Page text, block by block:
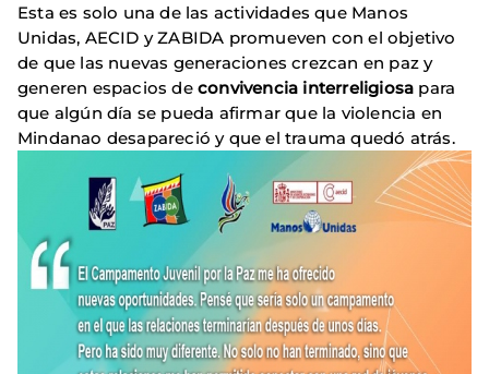
Esta es solo una de las actividades que Manos
Unidas, AECID y ZABIDA promueven con el objetivo
de que las nuevas generaciones crezcan en paz y
generen espacios de convivencia interreligiosa para
que algún día se pueda afirmar que la violencia en
Mindanao desapareció y que el trauma quedó atrás.